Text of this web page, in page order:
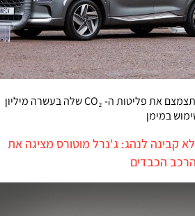
בתוך שני עשורים קוריאה תצמצם את פליטות ה- CO₂ שלה בעשרה מיליון
במימן
קבינה לנהג: ג'נרל מוטורס מציגה את
הכבדים